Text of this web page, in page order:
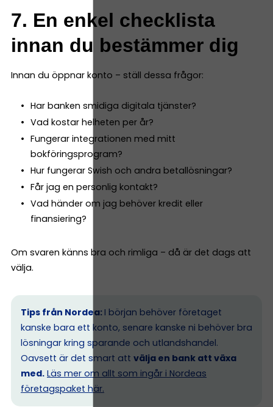
7. En enkel checklista
innan du bestämmer dig
Innan du öppnar konto – ställ dessa frågor:
Har banken smidiga digitala tjänster?
Vad kostar helheten per år?
Fungerar integrationen med mitt
bokföringsprogram?
Hur fungerar Swish och andra betallösningar?
Får jag en personlig kontakt?
Vad händer om jag behöver kredit eller
finansiering?
Om svaren känns bra och rimliga – då är det dags att
välja.
Tips från Nordea: I början behöver företaget
kanske bara ett konto, senare kanske ni behöver bra
lösningar kring sparande och utlandshandel.
Oavsett är det smart att välja en bank att växa
med. Läs mer om allt som ingår i Nordeas
företagspaket här.